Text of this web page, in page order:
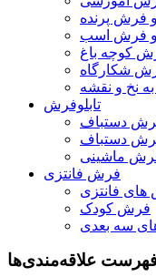
فرش پرنده
فرش اسب
کوچه باغ
شکارگاه
نخ و نقشه
تابلوفرش
فرش دستباف
فرش دستباف
فرش ماشینی
فرش فانتزی
فانتزی
فرش کودک
سه بعدی
علاقه‌مندی‌ها